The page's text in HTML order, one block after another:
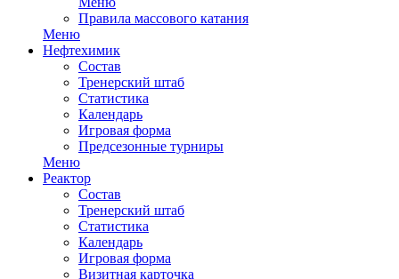
Правила массового катания
Меню
Нефтехимик
Состав
Тренерский штаб
Статистика
Календарь
Игровая форма
Предсезонные турниры
Меню
Реактор
Состав
Тренерский штаб
Статистика
Календарь
Игровая форма
Визитная карточка